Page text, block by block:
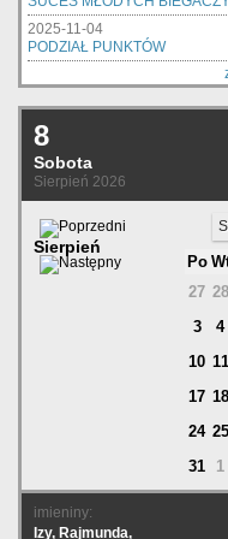
2025-11-04
PODZIAŁ PUNKTÓW
8
Sobota
Sierpień 2026
Sierpień
Po
27 28
3
4
10 11
17 18
24 25
31
1
imieniny:
Izy, Rajmunda,